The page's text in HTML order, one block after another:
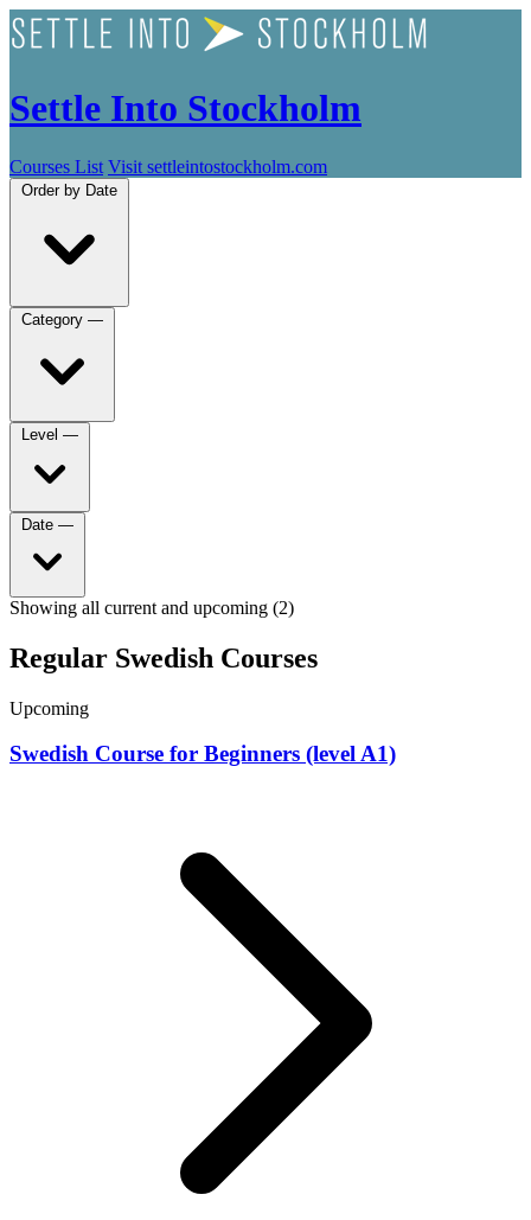
Settle Into Stockholm
Courses List Visit settleintostockholm.com
Order by Date
Category —
Level —
Date —
Showing all current and upcoming (2)
Regular Swedish Courses
Upcoming
Swedish Course for Beginners (level A1)